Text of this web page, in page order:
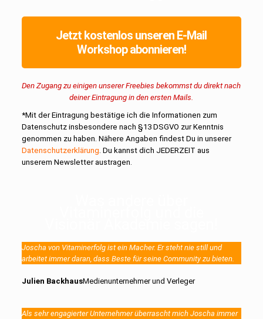
Jetzt kostenlos unseren E-Mail
Workshop abonnieren!
Den Zugang zu einigen unserer Freebies bekommst du direkt nach
deiner Eintragung in den ersten Mails.
*Mit der Eintragung bestätige ich die Informationen zum
Datenschutz insbesondere nach §13 DSGVO zur Kenntnis
genommen zu haben. Nähere Angaben findest Du in unserer
Datenschutzerklärung . Du kannst dich JEDERZEIT aus
unserem Newsletter austragen.
Joscha von Vitaminerfolg ist ein Macher. Er steht nie still und
arbeitet immer daran, dass Beste für seine Community zu bieten.
Julien BackhausMedienunternehmer und Verleger
Als sehr engagierter Unternehmer überrascht mich Joscha immer